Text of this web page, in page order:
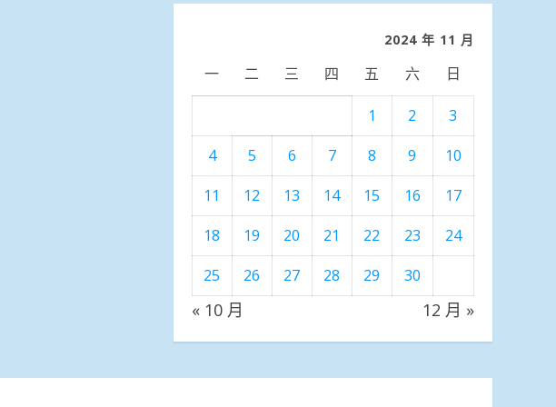
2024 年 11 月
一 二 三 四 五 六 日
1 2
3
4
5 6 7 8 9
10
11
12 13 14 15 16
17
18
19 20 21 22 23
24
25
26 27 28 29 30
« 10 月 12 月 »